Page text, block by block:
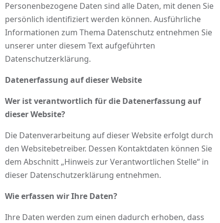
Personenbezogene Daten sind alle Daten, mit denen Sie
persönlich identifiziert werden können. Ausführliche
Informationen zum Thema Datenschutz entnehmen Sie
unserer unter diesem Text aufgeführten
Datenschutzerklärung.
Datenerfassung auf dieser Website
Wer ist verantwortlich für die Datenerfassung auf
dieser Website?
Die Datenverarbeitung auf dieser Website erfolgt durch
den Websitebetreiber. Dessen Kontaktdaten können Sie
dem Abschnitt „Hinweis zur Verantwortlichen Stelle“ in
dieser Datenschutzerklärung entnehmen.
Wie erfassen wir Ihre Daten?
Ihre Daten werden zum einen dadurch erhoben, dass